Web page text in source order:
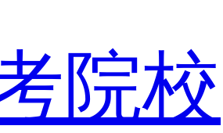
院校